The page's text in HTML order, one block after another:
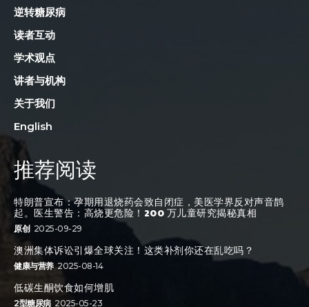
逆转糖尿病
读者互动
学术观点
讲者与机构
关于我们
English
推荐阅读
特朗普宣布：孕期用退烧药会致自闭症，美医学界反对声音鹊
起。医生警告：高烧更危险！200 万儿童研究揭秘真相
原创 2025-09-29
澳洲集体诉讼引爆全球关注！这类补剂你还在乱吃吗？
健康与营养 2025-08-14
低碳生酮饮食如何增肌
2型糖尿病 2025-05-23